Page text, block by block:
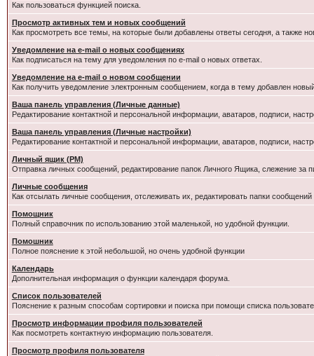
Как пользоваться функцией поиска.
Просмотр активных тем и новых сообщений
Как просмотреть все темы, на которые были добавлены ответы сегодня, а также
Уведомление на e-mail о новых сообщениях
Как подписаться на тему для уведомления по e-mail о новых ответах.
Уведомление на е-mail о новом сообщении
Как получить уведомление электронным сообщением, когда в тему добавлен
Ваша панель управления (Личные данные)
Редактирование контактной и персональной информации, аватаров, подписи,
Ваша панель управления (Личные настройки)
Редактирование контактной и персональной информации, аватаров, подписи,
Личный ящик (PM)
Отправка личных сообщений, редактирование папок Личного Ящика, слежение за
Личные сообщения
Как отсылать личные сообщения, отслеживать их, редактировать папки
Помощник
Полный справочник по использованию этой маленькой, но удобной функции.
Помошник
Полное пояснение к этой небольшой, но очень удобной функции
Календарь
Дополнительная информация о функции календаря форума.
Список пользователей
Пояснение к разным способам сортировки и поиска при помощи списка
Просмотр информации профиля пользователей
Как посмотреть контактную информацию пользователя.
Просмотр профиля пользователя